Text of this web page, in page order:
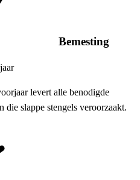
Bemesting
levert alle benodigde
slappe stengels veroorzaakt.